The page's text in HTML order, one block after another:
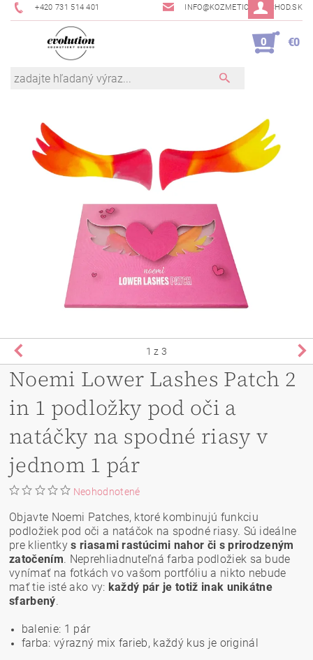
+420 731 514 401 INFO@KOZMETICKYOBCHOD.SK
0 €0
1 z 3
Noemi Lower Lashes Patch 2
in 1 podložky pod oči a
natáčky na spodné riasy v
jednom 1 pár
Neohodnotené
Objavte Noemi Patches, ktoré kombinujú funkciu
podložiek pod oči a natáčok na spodné riasy. Sú ideálne
pre klientkys riasami rastúcimi nahor či s prirodzeným
zatočením. Neprehliadnuteľná farba podložiek sa bude
vynímať na fotkách vo vašom portfóliu a nikto nebude
mať tie isté ako vy: každý pár je totiž inak unikátne
sfarbený.
balenie: 1 pár
farba: výrazný mix farieb, každý kus je originál